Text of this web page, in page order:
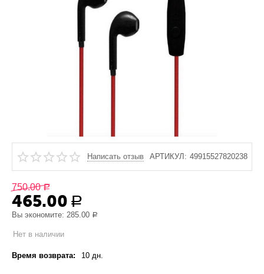
Написать отзыв АРТИКУЛ: 49915527820238
750.00 Р
465.00 Р
Вы экономите:285.00 Р
Нет в наличии
Время возврата: 10 дн.